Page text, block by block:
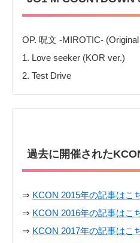
OP. 呪文 -MIROTIC-
1. Love seeker (KOR ver.)
2. Test Drive
過去に開催された
⇒ KCON 2015年の記事はこ
⇒ KCON 2016年の記事はこ
⇒ KCON 2017年の記事はこ